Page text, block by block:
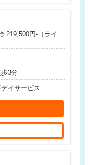
:219,500円-（ライ
3分
イサービス